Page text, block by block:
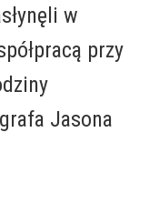
w
przy
Jasona